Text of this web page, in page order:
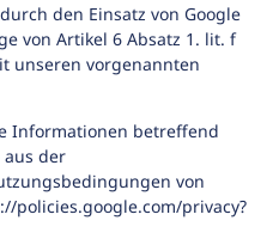
den Einsatz von Google
von Artikel 6 Absatz 1. lit. f
unseren vorgenannten
Informationen betreffend
aus der
von
policies.google.com/privacy?